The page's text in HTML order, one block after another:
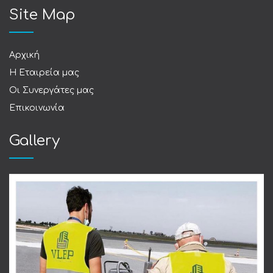
Site Map
Αρχική
Η Εταιρεία μας
Οι Συνεργάτες μας
Επικοινωνία
Gallery